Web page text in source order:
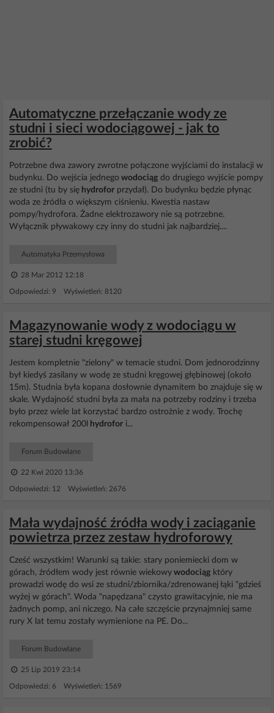
Automatyczne przełączanie wody ze
studni i sieci wodociągowej - jak to
zrobić?
Potrzebne dwa zawory zwrotne połączone wyjściami do instalacji w
budynku. Do wejścia jednego wodociąg do drugiego wyjście pompy
ze studni (tu by się hydrofor przydał). Do budynku będzie płynąc
woda ze źródła o większym ciśnieniu. Kwestia nastaw
pompy/hydrofora. Żadne elektrozawory nie są potrzebne.
Wyłącznik pływakowy czy inny do studni jak najbardziej....
Automatyka Przemysłowa
28 Mar 2012 12:18
Odpowiedzi: 9 Wyświetleń: 8120
Magazynowanie wody z wodociągu w
starej studni kręgowej
Jestem kompletnie "zielony" w temacie studni. Dom jednorodzinny
był kiedyś zasilany w wodę ze studni kręgowej głębinowej (około
15m). Studnia była kopana dosłownie dynamitem bo znajduje się w
skale. Wydajność studni była za mała na potrzeby rodziny i trzeba
było przez wiele lat korzystać bardzo ostrożnie z wody. Trochę
rekompensował 200l
hydrofor i...
Forum Budowlane
22 Kwi 2020 13:36
Odpowiedzi: 12 Wyświetleń: 2676
Mała wydajność źródła wody i zaciąganie
powietrza przez zestaw hydroforowy
Cześć wszystkim! Warunki są takie: stary poniemiecki dom w
górach, źródłem wody jest równie wiekowy wodociąg który
prowadzi wodę do wsi ze studni/zbiornika/zdrenowanej łąki "gdzieś
wyżej w górach". Woda "napędzana" czysto grawitacyjnie, nie ma
żadnych pomp, ani niczego. Na całe szczęście przynajmniej same
rury X lat temu zostały wymienione na PE. Do...
Forum Budowlane
25 Lip 2019 23:14
Odpowiedzi: 6 Wyświetleń: 1569